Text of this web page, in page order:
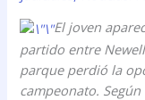
El joven
partido entre
parque perdió la
campeonato.